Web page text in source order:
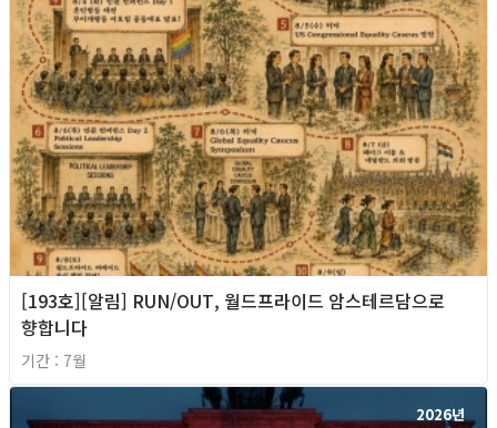
[193호][알림] RUN/OUT, 월드프라이드 암스테르담으로
향합니다
기간 : 7월
2026년